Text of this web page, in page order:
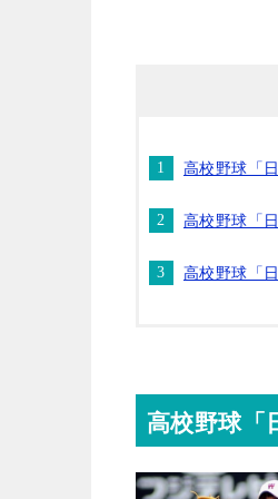
高校野球「
高校野球「
高校野球「
高校野球「